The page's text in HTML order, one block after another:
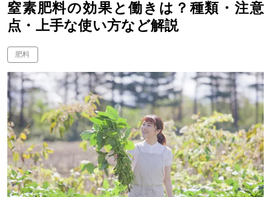
窒素肥料の効果と働きは？種類・注意
点・上手な使い方など解説
肥料